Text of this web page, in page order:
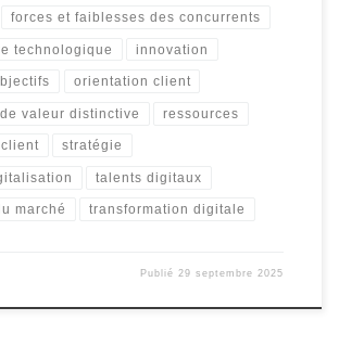
forces et faiblesses des concurrents
technologique innovation
orientation client
valeur distinctive ressources
stratégie
talents digitaux
marché transformation digitale
Publié29 septembre 2025